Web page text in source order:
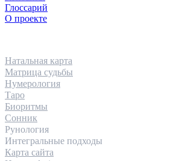
Глоссарий
О проекте
Натальная карта
Матрица судьбы
Нумерология
Таро
Биоритмы
Сонник
Рунология
Интегральные подходы
Карта сайта